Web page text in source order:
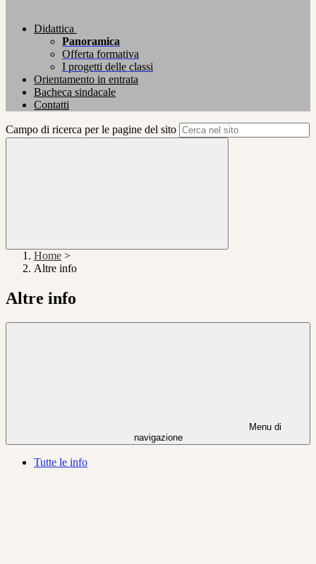
Didattica
Panoramica
Offerta formativa
I progetti delle classi
Orientamento in entrata
Bacheca sindacale
Contatti
Campo di ricerca per le pagine del sito
Home >
Altre info
Altre info
Menu di
navigazione
Tutte le info